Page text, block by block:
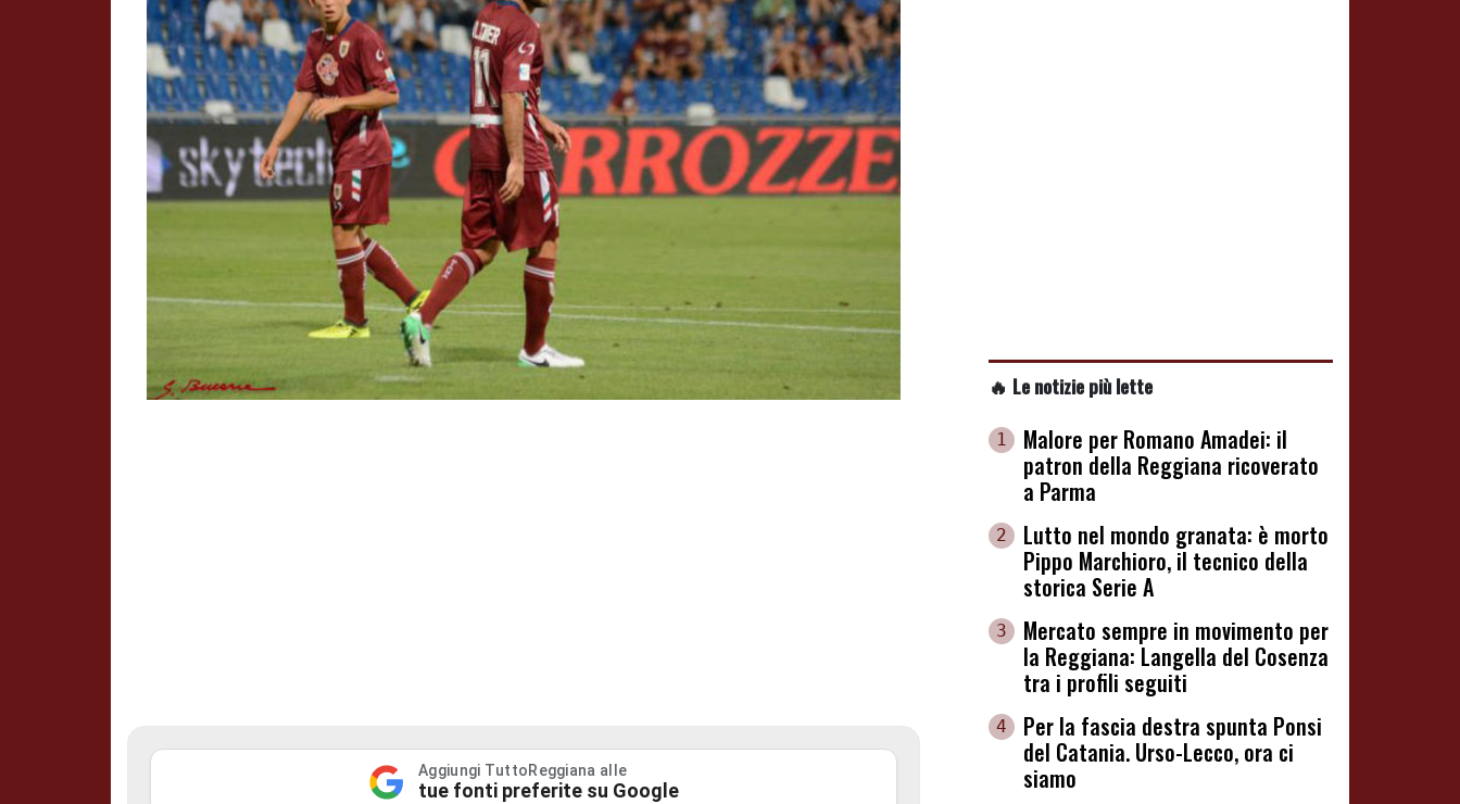
Aggiungi TuttoReggiana alle
tue fonti preferite su Google
🔥 Le notizie più lette
1
Malore per Romano Amadei: il
patron della Reggiana ricoverato
a Parma
2
Lutto nel mondo granata: è morto
Pippo Marchioro, il tecnico della
storica Serie A
3
Mercato sempre in movimento per
la Reggiana: Langella del Cosenza
tra i profili seguiti
4
Per la fascia destra spunta Ponsi
del Catania. Urso-Lecco, ora ci
siamo